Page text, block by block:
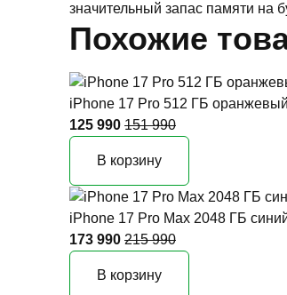
значительный запас памяти на
Похожие
iPhone 17 Pro 512 ГБ оранжевый
125 990 151 990
В корзину
iPhone 17 Pro Max 2048 ГБ
173 990 215 990
В корзину